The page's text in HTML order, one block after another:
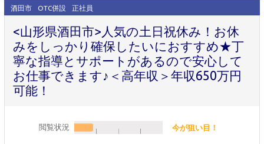
酒田市 OTC併設 正社員
<山形県酒田市>人気の土日祝休み！お休
みをしっかり確保したいにおすすめ★丁
寧な指導とサポートがあるので安心して
お仕事できます♪＜高年収＞年収650万円
可能！
閲覧状況 今が狙い目！